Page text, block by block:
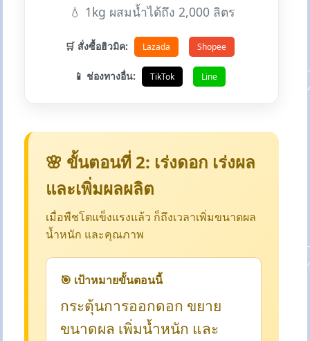
💧 1kg ผสมน้ำได้ถึง 2,000 ลิตร
🛒 สั่งซื้อฮิวมิค: Lazada Shopee
📱 ช่องทางอื่น: TikTok Line
🌸 ขั้นตอนที่ 2: เร่งดอก เร่งผล
และเพิ่มผลผลิต
เมื่อพืชโตแข็งแรงแล้ว ก็ถึงเวลาเพิ่มขนาดผล
น้ำหนัก และคุณภาพ
🎯 เป้าหมายขั้นตอนนี้
กระตุ้นการออกดอก ขยาย
ขนาดผล เพิ่มน้ำหนัก และ